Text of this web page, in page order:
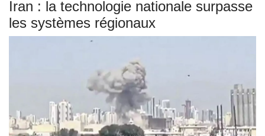
Iran : la technologie nationale surpasse
les systèmes régionaux